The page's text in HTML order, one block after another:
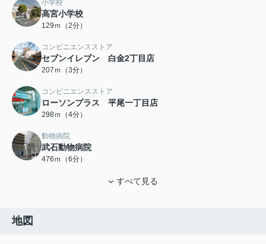
小学校
高宮小学校
129ｍ（2分）
コンビニエンスストア
セブンイレブン 白金2丁目店
207ｍ（3分）
コンビニエンスストア
ローソンプラス 平尾一丁目店
298ｍ（4分）
動物病院
武石動物病院
476ｍ（6分）
すべて見る
地図